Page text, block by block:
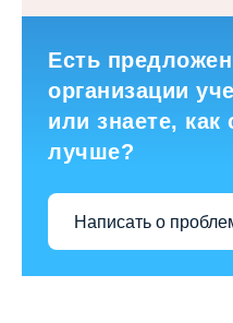
Есть
организации
или знаете,
лучше?
Написать о